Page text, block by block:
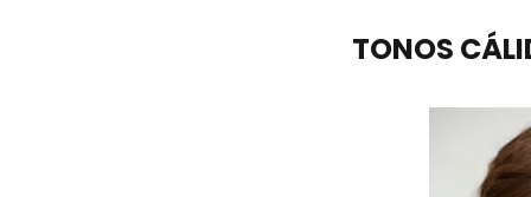
TONOS